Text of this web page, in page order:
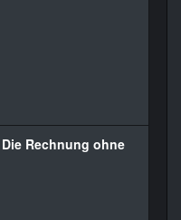
Rechnung ohne